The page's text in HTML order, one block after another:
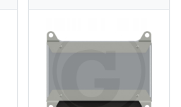
тормозного/
движущего усилия